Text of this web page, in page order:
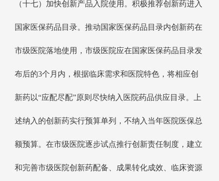
（十七）加快创新产品入院使用。积极推荐创新药进入
国家医保药品目录。推动国家医保药品目录内创新药在
市级医院落地使用，市级医院应在国家医保药品目录发
布后的3个月内，根据临床需求和医院特色，将相应创
新药以“应配尽配”原则尽快纳入医院药品供应目录。上
述纳入的创新药实行预算单列，不纳入当年医院医保总
额预算。在市级医院逐步试点推行创新责任制度，建立
和完善市级医院创新药配备、成果转化成效、临床资源